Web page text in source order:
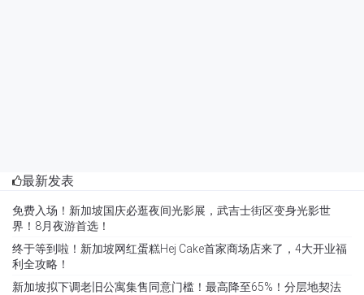
最新发表
免费入场！新加坡国庆必逛夜间光影展，武吉士街区变身光影世
界！8月夜游首选！
终于等到啦！新加坡网红蛋糕Hej Cake首家商场店来了，4大开业福
利全攻略！
新加坡拟下调老旧公寓集售同意门槛！最高降至65%！分层地契法